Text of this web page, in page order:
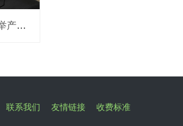
博鳌亚洲论坛选举产生新一届理事会 潘基文当选理事长
联系我们 友情链接 收费标准